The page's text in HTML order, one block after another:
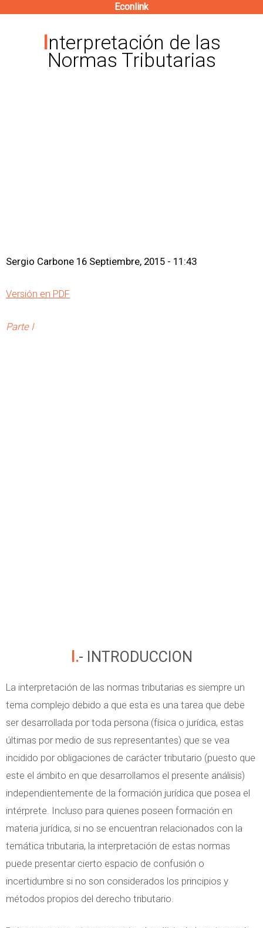
contenido
principal
Econlink
Interpretación de las
Normas Tributarias
Sergio Carbone 16 Septiembre, 2015 - 11:43
Versión en PDF
Parte I
I.- INTRODUCCION
La interpretación de las normas tributarias es siempre un
tema complejo debido a que esta es una tarea que debe
ser desarrollada por toda persona (física o jurídica, estas
últimas por medio de sus representantes) que se vea
incidido por obligaciones de carácter tributario (puesto que
este el ámbito en que desarrollamos el presente análisis)
independientemente de la formación jurídica que posea el
intérprete. Incluso para quienes poseen formación en
materia jurídica, si no se encuentran relacionados con la
temática tributaria, la interpretación de estas normas
puede presentar cierto espacio de confusión o
incertidumbre si no son considerados los principios y
métodos propios del derecho tributario.